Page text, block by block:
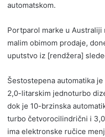
automatskom.
Portparol marke u Australiji
malim obimom prodaje,
uputstvo iz [rendžera]
Šestostepena automatika
2,0-litarskim jednoturbo
dok je 10-brzinska
turbo četvorocilindrični i
ima elektronske ručice